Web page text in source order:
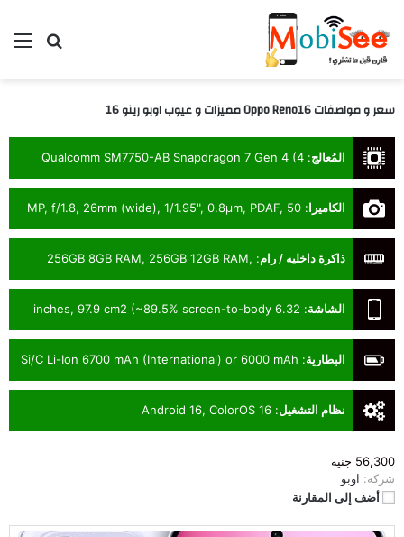
بحث
سعر و مواصفات Oppo Reno16 مميزات و عيوب اوبو رينو 16
56,300 جنيه
شركة: اوبو
أضف إلى المقارنة
المُعالج:
Qualcomm SM7750-AB Snapdragon 7 Gen 4 (4
Cortex-720 & 3x1.8 GHz Cortex-520)
الكاميرا:
50 MP, f/1.8, 26mm (wide), 1/1.95", 0.8µm, PDAF,
PDAF, OIS, 3.5x optical zoom 50 MP, f/2.0, 16mm, 116˚
(ultrawide), 1/2.88", 0.61µm, AF
ذاكرة داخليه / رام:
256GB 8GB RAM, 256GB 12GB RAM,
الشاشة:
6.32 inches, 97.9 cm2 (~89.5% screen-to-body
البطارية:
Si/C Li-Ion 6700 mAh (International) or 6000 mAh
نظام التشغيل:
Android 16, ColorOS 16